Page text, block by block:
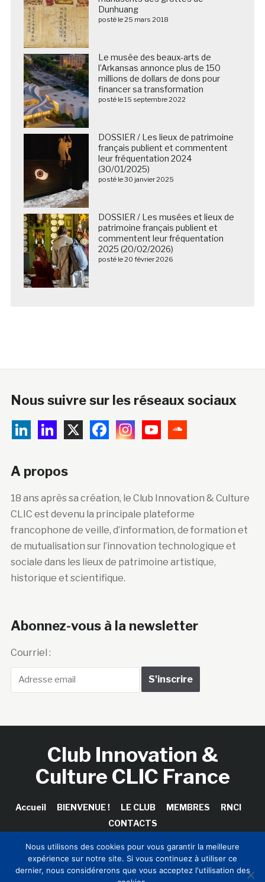
Dunhuang
posté le 25 mars 2018
Le musée des beaux-arts de
l’Arkansas annonce plus de 150
millions de dollars de dons pour
financer sa transformation
posté le 15 septembre 2022
DOSSIER / Les lieux de patrimoine
français publient et commentent
leur fréquentation 2024
(30/01/2025)
posté le 30 janvier 2025
DOSSIER / Les musées et lieux de
patrimoine français publient et
commentent leur fréquentation
2025 (20/02/2026)
posté le 20 février 2026
Nous suivre sur les réseaux sociaux
A propos
18 ans après sa création, le Club Innovation & Culture
CLIC est devenu la principale plateforme
francophone de veille, d’information, de formation et
de mutualisation sur l’innovation technologique et
sociale dans les lieux de patrimoine artistique,
historique et scientifique.
Abonnez-vous à la newsletter
Courriel :
Club Innovation &
Culture CLIC France
Accueil BIENVENUE ! LE CLUB MEMBRES
RNCI
CONTACTS
Copyright © 2026 Club Innovation & Culture CLIC France /
Nous utilisons des cookies pour vous garantir la meilleure
expérience sur notre site. Si vous continuez à utiliser ce
dernier, nous considérerons que vous acceptez l'utilisation des